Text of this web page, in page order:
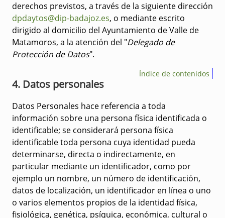
derechos previstos, a través de la siguiente dirección
dpdaytos@dip-badajoz.es, o mediante escrito
dirigido al domicilio del Ayuntamiento de Valle de
Matamoros, a la atención del "Delegado de
Protección de Datos".
Índice de contenidos
4. Datos personales
Datos Personales hace referencia a toda
información sobre una persona física identificada o
identificable; se considerará persona física
identificable toda persona cuya identidad pueda
determinarse, directa o indirectamente, en
particular mediante un identificador, como por
ejemplo un nombre, un número de identificación,
datos de localización, un identificador en línea o uno
o varios elementos propios de la identidad física,
fisiológica, genética, psíquica, económica, cultural o